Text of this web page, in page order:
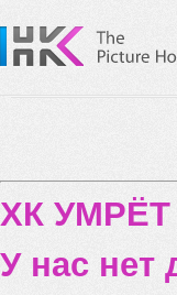
ХК
У нас нет